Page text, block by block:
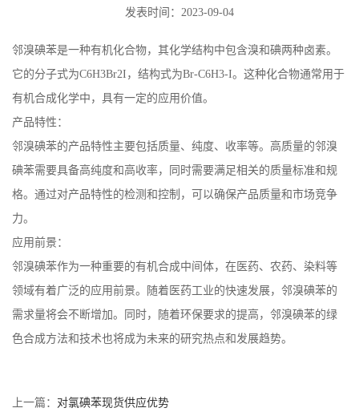
发表时间：2023-09-04
邻溴碘苯是一种有机化合物，其化学结构中包含溴和碘两种卤素。
它的分子式为C6H3Br2I，结构式为Br-C6H3-I。这种化合物通常用于
有机合成化学中，具有一定的应用价值。
产品特性：
邻溴碘苯的产品特性主要包括质量、纯度、收率等。高质量的邻溴
碘苯需要具备高纯度和高收率，同时需要满足相关的质量标准和规
格。通过对产品特性的检测和控制，可以确保产品质量和市场竞争
力。
应用前景：
邻溴碘苯作为一种重要的有机合成中间体，在医药、农药、染料等
领域有着广泛的应用前景。随着医药工业的快速发展，邻溴碘苯的
需求量将会不断增加。同时，随着环保要求的提高，邻溴碘苯的绿
色合成方法和技术也将成为未来的研究热点和发展趋势。
上一篇： 对氯碘苯现货供应优势